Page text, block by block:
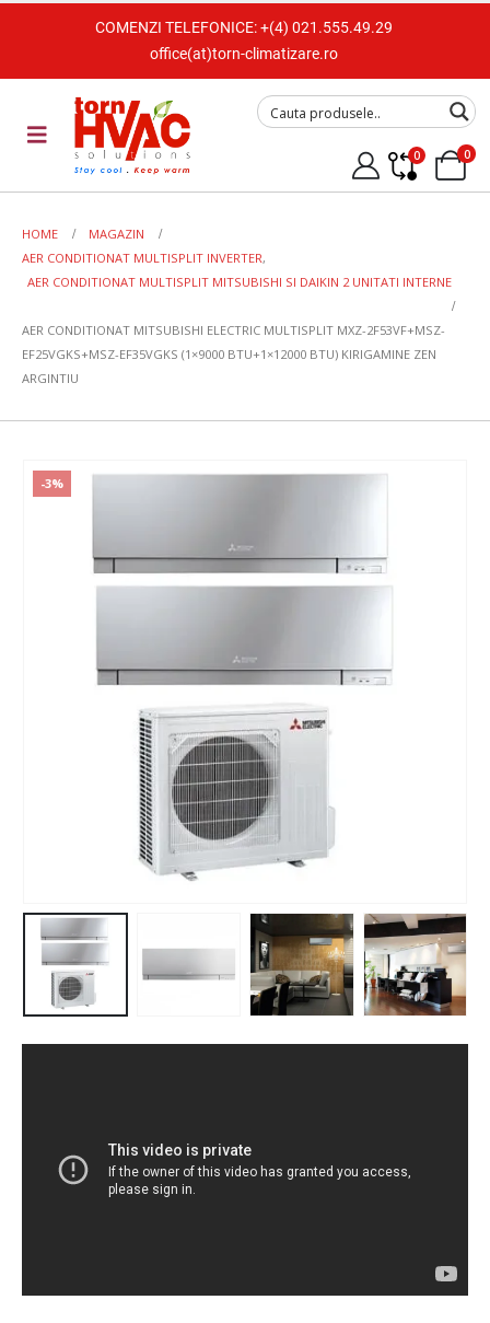
COMENZI TELEFONICE:+(4) 021.555.49.29
office(at)torn-climatizare.ro
0 0
HOME
MAGAZIN
AER CONDITIONAT MULTISPLIT INVERTER,
AER CONDITIONAT MULTISPLIT MITSUBISHI SI DAIKIN 2 UNITATI INTERNE
AER CONDITIONAT MITSUBISHI ELECTRIC MULTISPLIT MXZ-2F53VF+MSZ-
EF25VGKS+MSZ-EF35VGKS (1×9000 BTU+1×12000 BTU) KIRIGAMINE ZEN
ARGINTIU
-3%